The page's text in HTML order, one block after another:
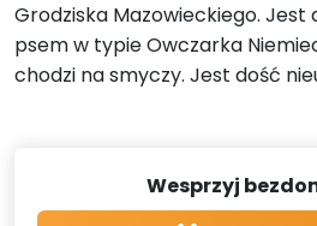
Grodziska Mazowieckiego. Jest
psem w typie Owczarka
chodzi na smyczy. Jest dość
Wesprzyj